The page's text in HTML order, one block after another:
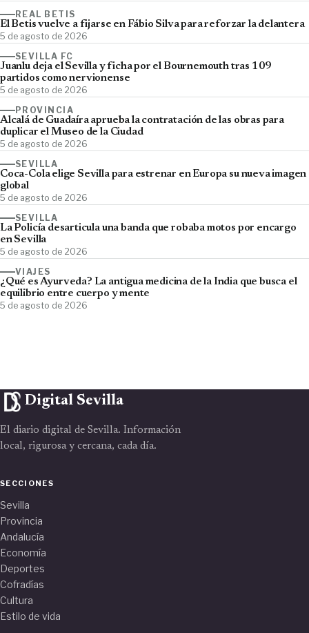
REAL BETIS
El Betis vuelve a fijarse en Fábio Silva para reforzar la delantera
5 de agosto de 2026
SEVILLA FC
Juanlu deja el Sevilla y ficha por el Bournemouth tras 109
partidos como nervionense
5 de agosto de 2026
PROVINCIA
Alcalá de Guadaíra aprueba la contratación de las obras para
duplicar el Museo de la Ciudad
5 de agosto de 2026
SEVILLA
Coca-Cola elige Sevilla para estrenar en Europa su nueva imagen
global
5 de agosto de 2026
SEVILLA
La Policía desarticula una banda que robaba motos por encargo
en Sevilla
5 de agosto de 2026
VIAJES
¿Qué es Ayurveda? La antigua medicina de la India que busca el
equilibrio entre cuerpo y mente
5 de agosto de 2026
Digital Sevilla
El diario digital de Sevilla. Información
local, rigurosa y cercana, cada día.
SECCIONES
Sevilla
Provincia
Andalucía
Economía
Deportes
Cofradías
Cultura
Estilo de vida